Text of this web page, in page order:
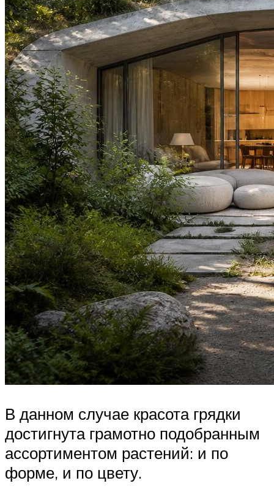
В данном случае красота грядки
достигнута грамотно подобранным
ассортиментом растений: и по
форме, и по цвету.